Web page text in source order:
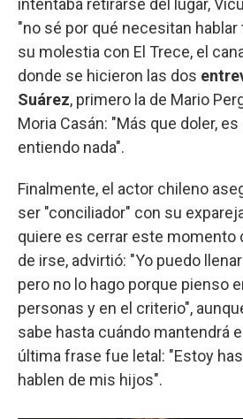
intentaba retirarse del lugar,
"no sé por qué necesitan
su molestia con El Trece, el
donde se hicieron las dos
Suárez, primero la de Mario
Moria Casán: "Más que doler,
entiendo nada".
Finalmente, el actor chileno
ser "conciliador" con su
quiere es cerrar este momento
de irse, advirtió: "Yo puedo
pero no lo hago porque pienso
personas y en el criterio",
sabe hasta cuándo mantendrá
última frase fue letal: "Estoy
hablen de mis hijos".